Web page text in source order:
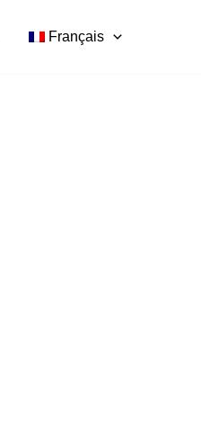
Français